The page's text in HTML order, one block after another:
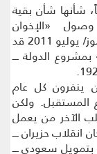
شأنها شأن بقية
وصول «الإخوان
المسلمين» إلى سدة الحكم في مصر في تموز/ يوليو 2011 قد
الدولة ــــ
ينفرون كل عام
المستقبل. ولكن
الآخر من يعمل
حزيران ــــ
محمد مرسي بتمويل سعودي ــــ